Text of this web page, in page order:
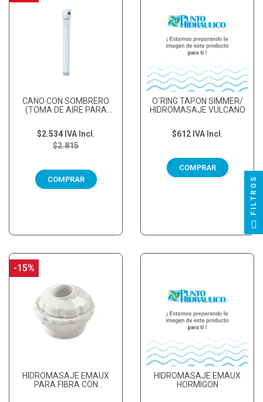
CAÑO CON SOMBRERO
(TOMA DE AIRE PARA
$2.815
$2.534 IVA Incl.
COMPRAR
O`RING TAPON SIMMER/
HIDROMASAJE VULCANO
$612 IVA Incl.
COMPRAR
HIDROMASAJE EMAUX
PARA FIBRA CON
-15%
HIDROMASAJE EMAUX
HORMIGON
FILTROS